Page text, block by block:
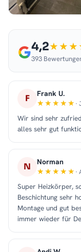
4,2
393
F Frank U.
·
Wir sind sehr
alles sehr gut
N Norman
·
Super Heizkörper,
Beschichtung sehr
Montage und gut
immer wieder für